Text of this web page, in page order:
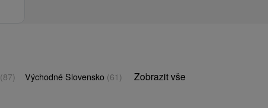
(87) Východné Slovensko (61) Zobrazit vše